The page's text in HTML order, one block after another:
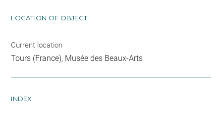
LOCATION OF OBJECT
Current location
Tours (France), Musée des Beaux-Arts
INDEX